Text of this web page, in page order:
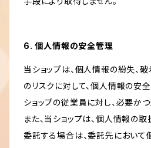
6. 個人情報の安全管理
当ショップは、個人情報の紛失、
のリスクに対して、個人情報の安
ショップの従業員に対し、必要か
また、当ショップは、個人情報の
委託する場合は、委託先におい